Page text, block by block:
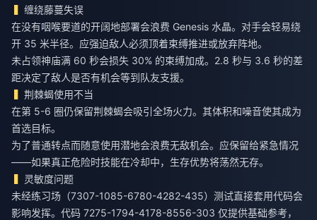
缠绕藤蔓失误
在没有咽喉要道的开阔地部署会浪费 Genesis 水晶。对手会轻易绕
开 35 米半径。应强迫敌人必须顶着束缚推进或放弃阵地。
未占领神庙满 60 秒会损失 30% 的束缚加成。2.8 秒与 3.6 秒的差
距决定了敌人是否有机会等到队友支援。
荆棘蝎使用不当
在第 5-6 圈仍保留荆棘蝎会吸引全场火力。其体积和噪音使其成为
首选目标。
为了普通转点而随意使用潜地会浪费无敌机会。应保留给紧急情况
——如果真正危险时技能在冷却中，生存优势将荡然无存。
灵敏度问题
未经练习场（7307-1085-6780-4282-435）测试直接套用代码会
影响发挥。代码 7275-1794-4178-8556-303 仅提供基础参考，